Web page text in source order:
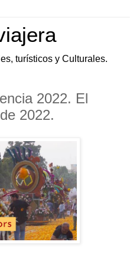
turísticos y Culturales.
2022. El
2022.